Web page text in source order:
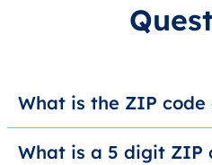
What is the ZIP code
What is a 5 digit ZIP